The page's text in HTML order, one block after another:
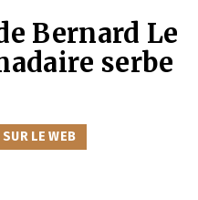
Bernard Le
serbe
SUR LE WEB